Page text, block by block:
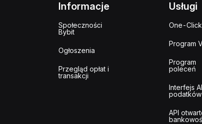
Informacje
Społeczności
Bybit
Ogłoszenia
Przegląd opłat i
transakcji
Usługi
One-
Program
Program
poleceń
Interfejs
podatków
API